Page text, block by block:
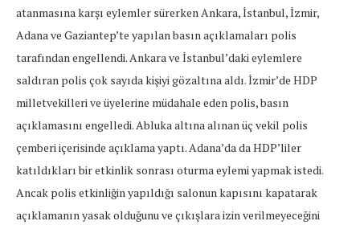
atanmasına karşı eylemler sürerken Ankara, İstanbul, İzmir,
Adana ve Gaziantep’te yapılan basın açıklamaları polis
tarafından engellendi. Ankara ve İstanbul’daki eylemlere
saldıran polis çok sayıda kişiyi gözaltına aldı.İzmir’de HDP
milletvekilleri ve üyelerine müdahale eden polis, basın
açıklamasını engelledi. Abluka altına alınan üç vekil polis
çemberi içerisinde açıklama yaptı. Adana’da da HDP’liler
katıldıkları bir etkinlik sonrası oturma eylemi yapmak istedi.
Ancak polis etkinliğin yapıldığı salonun kapısını kapatarak
açıklamanın yasak olduğunu ve çıkışlara izin verilmeyeceğini